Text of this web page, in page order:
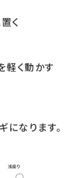
く
軽く動かす
なります。